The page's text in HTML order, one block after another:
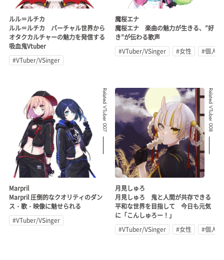
ルル＝ルチカ
ルル＝ルチカ バーチャル世界から
オタクカルチャーの魅力を発信する
吸血鬼Vtuber
#VTuber/VSinger
魔桜エナ
魔桜エナ 楽曲の魅力が生きる、”好
き”が伝わる歌声
#VTuber/VSinger
#女性 #個人勢
Related VTuber 007
Marpril
Marpril 圧倒的なクオリティのダン
ス・歌・映像に魅せられる
#VTuber/VSinger
Related VTuber 008
月見しゅろ
月見しゅろ 鬼と人間が共存できる
平和な世界を目指して 今日も元気
に「こんしゅろー！」
#VTuber/VSinger
#女性 #個人勢